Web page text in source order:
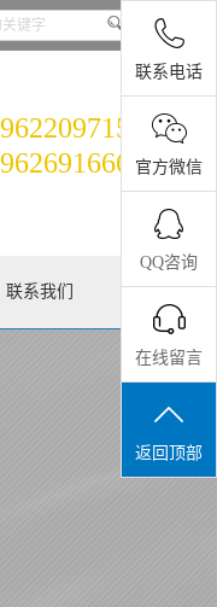
联系我们
联系电话
官方微信
QQ咨询
在线留言
返回顶部